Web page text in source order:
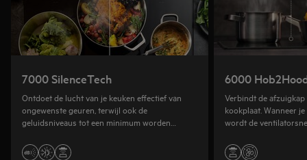
7000 SilenceTech
Ontdoet de lucht van je keuken effectief van
ongewenste geuren, terwijl ook de
geluidsniveaus tot een minimum worden
6000
Verbindt de
kookplaat. Wanneer
wordt de